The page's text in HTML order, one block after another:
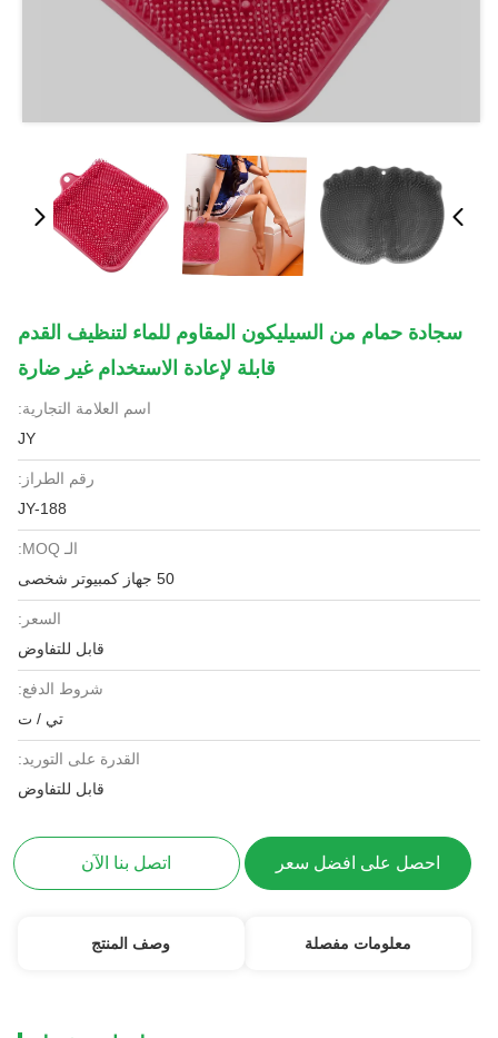
سجادة حمام من السيليكون المقاوم للماء لتنظيف القدم
قابلة لإعادة الاستخدام غير ضارة
اسم العلامة التجارية:
JY
رقم الطراز:
JY-188
الـ MOQ:
50 جهاز كمبيوتر شخصى
السعر:
قابل للتفاوض
شروط الدفع:
تي / ت
القدرة على التوريد:
قابل للتفاوض
احصل على افضل سعر اتصل بنا الآن
معلومات مفصلة وصف المنتج